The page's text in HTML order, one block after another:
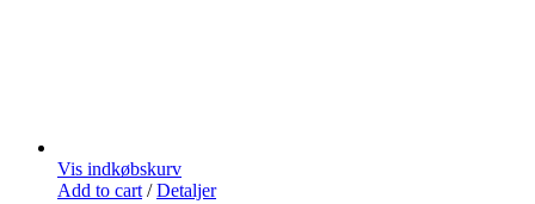
Vis indkøbskurv
Add to cart / Detaljer